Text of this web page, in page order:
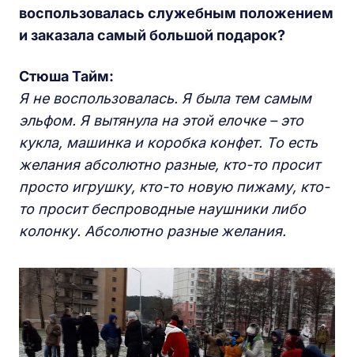
воспользовалась служебным положением
и заказала самый большой подарок?
Стюша Тайм:
Я не воспользовалась. Я была тем самым
эльфом. Я вытянула на этой елочке – это
кукла, машинка и коробка конфет. То есть
желания абсолютно разные, кто-то просит
просто игрушку, кто-то новую пижаму, кто-
то просит беспроводные наушники либо
колонку. Абсолютно разные желания.